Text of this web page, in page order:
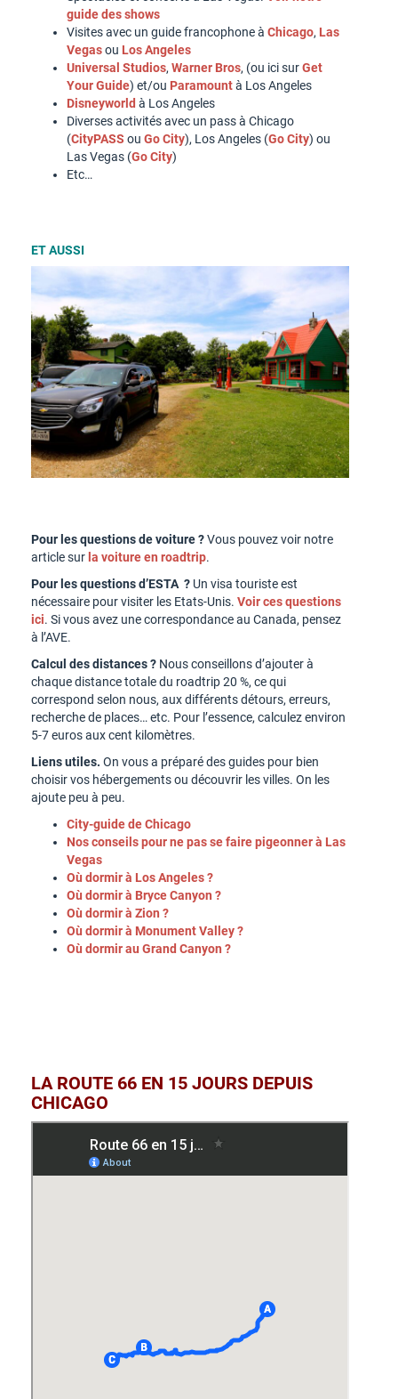
guide des shows
Visites avec un guide francophone à Chicago, Las
Vegasou Los Angeles
Universal Studios, Warner Bros, (ou ici surGet
Your Guide) et/ou Paramountà Los Angeles
Disneyworld à Los Angeles
Diverses activités avec un pass à Chicago
(CityPASS ou Go City), Los Angeles (Go City) ou
Las Vegas (Go City)
Etc…
ET AUSSI
Pour les questions de voiture ?Vous pouvez voir notre
article sur la voiture en roadtrip.
Pour les questions d’ESTA ? Un visa touriste est
nécessaire pour visiter les Etats-Unis. Voir ces questions
ici. Si vous avez une correspondance au Canada, pensez
à l’AVE.
Calcul des distances ? Nous conseillons d’ajouter à
chaque distance totale du roadtrip 20 %, ce qui
correspond selon nous, aux différents détours, erreurs,
recherche de places… etc. Pour l’essence, calculez environ
5-7 euros aux cent kilomètres.
Liens utiles. On vous a préparé des guides pour bien
choisir vos hébergements ou découvrir les villes. On les
ajoute peu à peu.
City-guide de Chicago
Nos conseils pour ne pas se faire pigeonner à Las
Vegas
Où dormir à Los Angeles ?
Où dormir à Bryce Canyon ?
Où dormir à Zion ?
Où dormir à Monument Valley ?
Où dormir au Grand Canyon ?
LA ROUTE 66 EN 15 JOURS DEPUIS
CHICAGO